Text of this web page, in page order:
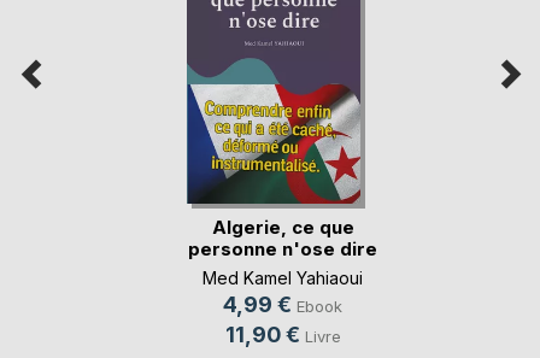
Algerie, ce que
personne n'ose dire
Med Kamel Yahiaoui
4,99 € Ebook
11,90 € Livre